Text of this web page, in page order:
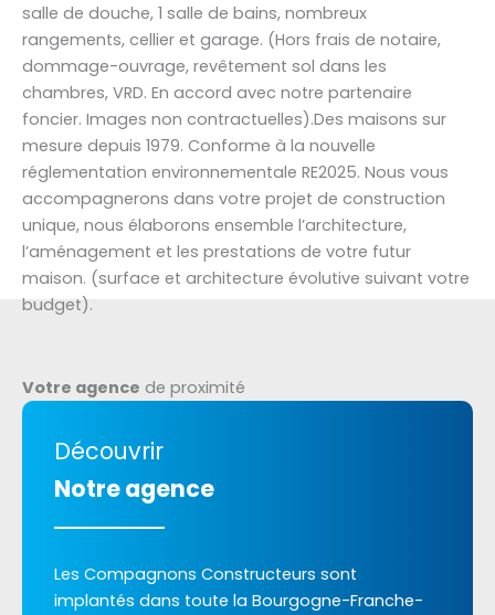
salle de douche, 1 salle de bains, nombreux
rangements, cellier et garage. (Hors frais de notaire,
dommage-ouvrage, revêtement sol dans les
chambres, VRD. En accord avec notre partenaire
foncier. Images non contractuelles).Des maisons sur
mesure depuis 1979. Conforme à la nouvelle
réglementation environnementale RE2025. Nous vous
accompagnerons dans votre projet de construction
unique, nous élaborons ensemble l’architecture,
l’aménagement et les prestations de votre futur
maison. (surface et architecture évolutive suivant votre
budget).
Votre agence de proximité
Découvrir
Notre agence
Les Compagnons Constructeurs sont
implantés dans toute la Bourgogne-Franche-